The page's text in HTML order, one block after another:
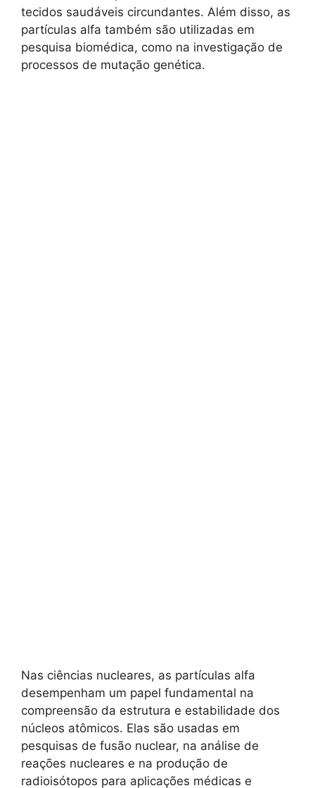
tecidos saudáveis circundantes. Além disso, as
partículas alfa também são utilizadas em
pesquisa biomédica, como na investigação de
processos de mutação genética.
Nas ciências nucleares, as partículas alfa
desempenham um papel fundamental na
compreensão da estrutura e estabilidade dos
núcleos atômicos. Elas são usadas em
pesquisas de fusão nuclear, na análise de
reações nucleares e na produção de
radioisótopos para aplicações médicas e